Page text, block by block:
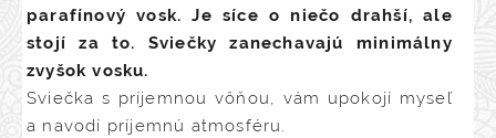
parafínový vosk. Je síce o niečo drahší, ale
stojí za to. Sviečky zanechavajú minimálny
zvyšok vosku.
Sviečka s príjemnou vôňou, vám upokojí myseľ
a navodí príjemnú atmosféru.